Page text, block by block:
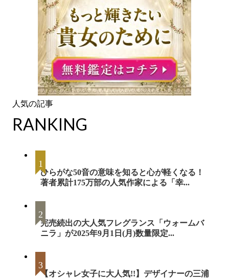
RANKING
ひらがな50音の意味を知ると心が軽くなる！
著者累計175万部の人気作家による「幸...
完売続出の大人気フレグランス「ウォームバ
ニラ」が2025年9月1日(月)数量限定...
【オシャレ女子に大人気!!】デザイナーの三浦